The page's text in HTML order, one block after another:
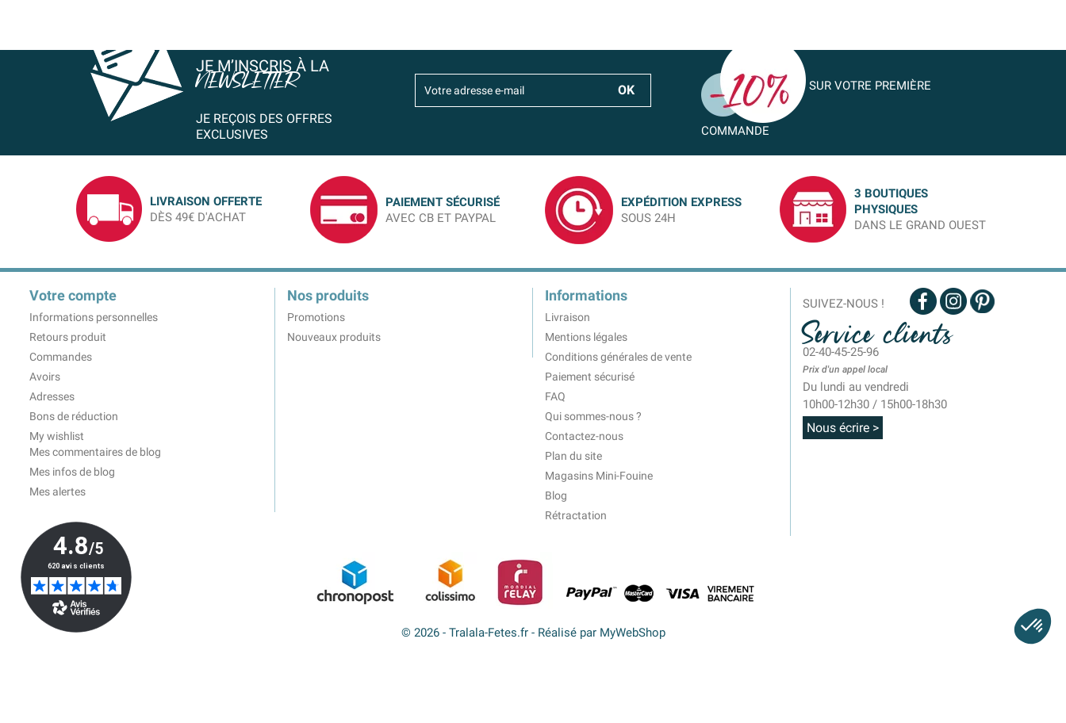
JE M’INSCRIS À LA
NEWSLETTER
JE REÇOIS DES OFFRES
EXCLUSIVES
SUR VOTRE PREMIÈRE
COMMANDE
LIVRAISON OFFERTE
DÈS 49€ D'ACHAT
PAIEMENT SÉCURISÉ
AVEC CB ET PAYPAL
EXPÉDITION EXPRESS
SOUS 24H
3 BOUTIQUES
PHYSIQUES
DANS LE GRAND OUEST
Votre compte
Informations personnelles
Retours produit
Commandes
Avoirs
Adresses
Bons de réduction
My wishlist
Mes commentaires de blog
Mes infos de blog
Mes alertes
Nos produits
Promotions
Nouveaux produits
Informations
Livraison
Mentions légales
Conditions générales de vente
Paiement sécurisé
FAQ
Qui sommes-nous ?
Contactez-nous
Plan du site
Magasins Mini-Fouine
Blog
Rétractation
SUIVEZ-NOUS !
Service clients
02-40-45-25-96
Prix d'un appel local
Du lundi au vendredi
10h00-12h30 / 15h00-18h30
Nous écrire >
© 2026 - Tralala-Fetes.fr - Réalisé par MyWebShop